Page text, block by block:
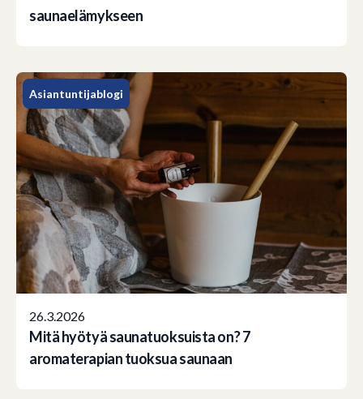
saunaelämykseen
Asiantuntijablogi
26.3.2026
Mitä hyötyä saunatuoksuista on? 7
aromaterapian tuoksua saunaan